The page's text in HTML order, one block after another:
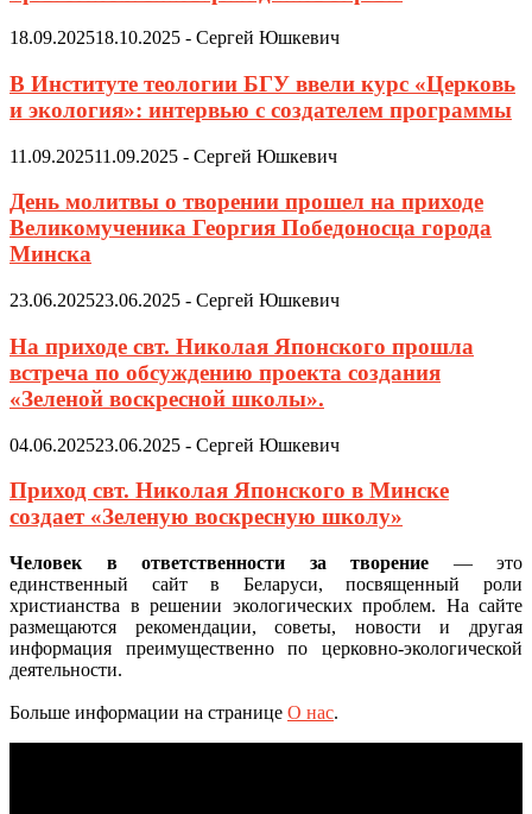
18.09.202518.10.2025 - Сергей Юшкевич
В Институте теологии БГУ ввели курс «Церковь
и экология»: интервью с создателем программы
11.09.202511.09.2025 - Сергей Юшкевич
День молитвы о творении прошел на приходе
Великомученика Георгия Победоносца города
Минска
23.06.202523.06.2025 - Сергей Юшкевич
На приходе свт. Николая Японского прошла
встреча по обсуждению проекта создания
«Зеленой воскресной школы».
04.06.202523.06.2025 - Сергей Юшкевич
Приход свт. Николая Японского в Минске
создает «Зеленую воскресную школу»
Человек в ответственности за творение — это
единственный сайт в Беларуси, посвященный роли
христианства в решении экологических проблем. На сайте
размещаются рекомендации, советы, новости и другая
информация преимущественно по церковно-экологической
деятельности.
Больше информации на странице О нас.